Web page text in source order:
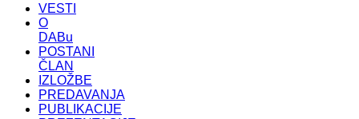
VESTI
O
DABu
POSTANI
ČLAN
IZLOŽBE
PREDAVANJA
PUBLIKACIJE